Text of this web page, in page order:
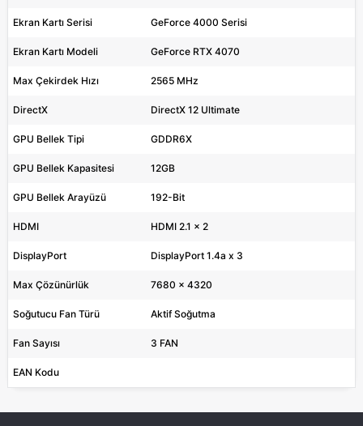
Ekran Kartı Serisi GeForce 4000 Serisi
Ekran Kartı Modeli GeForce RTX 4070
Max Çekirdek Hızı 2565 MHz
DirectX DirectX 12 Ultimate
GPU Bellek Tipi GDDR6X
GPU Bellek Kapasitesi 12GB
GPU Bellek Arayüzü 192-Bit
HDMI HDMI 2.1 x 2
DisplayPort DisplayPort 1.4a x 3
Max Çözünürlük 7680 x 4320
Soğutucu Fan Türü Aktif Soğutma
Fan Sayısı 3 FAN
EAN Kodu